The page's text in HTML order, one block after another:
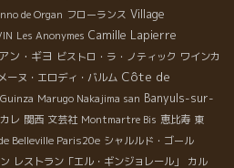
de Organ フローランス Village
Les Anonymes Camille Lapierre
ン・ギヨ ビストロ・ラ・ノティック ワインカ
ーヌ・エロディ・バルム Côte de
Marugo Nakajima san Banyuls-sur-
レ 関西 文芸社 Montmartre Bis 恵比寿 東
Belleville Paris20e シャルルド・ゴール
レストラン「エル・ギンジョレール」 カル